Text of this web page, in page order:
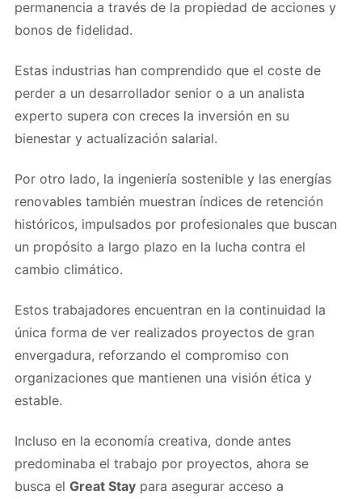
permanencia a través de la propiedad de acciones y
bonos de fidelidad.
Estas industrias han comprendido que el coste de
perder a un desarrollador senior o a un analista
experto supera con creces la inversión en su
bienestar y actualización salarial.
Por otro lado, la ingeniería sostenible y las energías
renovables también muestran índices de retención
históricos, impulsados por profesionales que buscan
un propósito a largo plazo en la lucha contra el
cambio climático.
Estos trabajadores encuentran en la continuidad la
única forma de ver realizados proyectos de gran
envergadura, reforzando el compromiso con
organizaciones que mantienen una visión ética y
estable.
Incluso en la economía creativa, donde antes
predominaba el trabajo por proyectos, ahora se
busca el Great Stay para asegurar acceso a